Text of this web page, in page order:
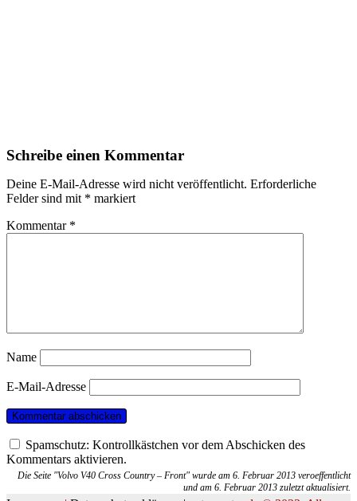
Schreibe einen Kommentar
Deine E-Mail-Adresse wird nicht veröffentlicht. Erforderliche
Felder sind mit * markiert
Kommentar *
Name
E-Mail-Adresse
Spamschutz: Kontrollkästchen vor dem Abschicken des
Kommentars aktivieren.
Die Seite "Volvo V40 Cross Country – Front" wurde am 6. Februar 2013 veroeffentlicht
und am 6. Februar 2013 zuletzt aktualisiert.